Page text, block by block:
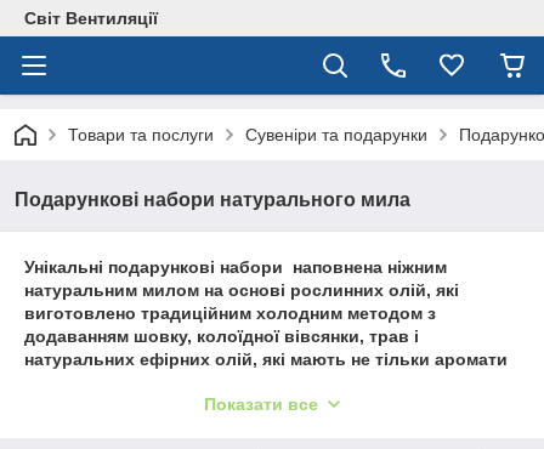
Світ Вентиляції
Товари та послуги Сувеніри та подарунки
Подарункові набори натурального мила
Унікальні подарункові набори наповнена ніжним
натуральним милом на основі рослинних олій, які
виготовлено традиційним холодним методом з
додаванням шовку, колоїдної вівсянки, трав і
натуральних ефірних олій, які мають не тільки аромати
властивостей для шкіри та загального самопочуття .
Показати все